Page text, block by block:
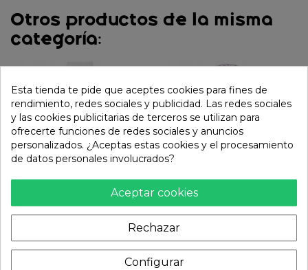
Otros productos de la misma
categoría:
Bebida Fresa (MOGU
Bebida Piña (MOGU
MOGU) 320ml
Esta tienda te pide que aceptes cookies para fines de
rendimiento, redes sociales y publicidad. Las redes sociales
y las cookies publicitarias de terceros se utilizan para
ofrecerte funciones de redes sociales y anuncios
personalizados. ¿Aceptas estas cookies y el procesamiento
de datos personales involucrados?
Aceptar cookies
Rechazar
Configurar